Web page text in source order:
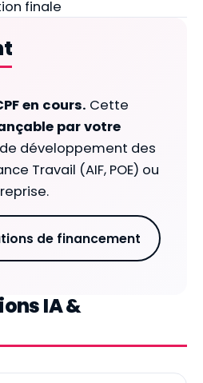
finale
en cours. Cette
par votre
développement des
Travail (AIF, POE) ou
de financement
IA &